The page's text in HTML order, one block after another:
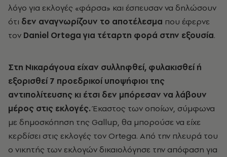
λόγο για εκλογές «φάρσα» και έσπευσαν να δηλώσουν
ότι δεν αναγνωρίζουν το αποτέλεσμα που έφερνε
τον Daniel Ortega για τέταρτη φορά στην εξουσία.
Στη Νικαράγουα είχαν συλληφθεί, φυλακισθεί ή
εξορισθεί 7 προεδρικοί υποψήφιοι της
αντιπολίτευσης κι έτσι δεν μπόρεσαν να λάβουν
μέρος στις εκλογές.Έκαστος των οποίων, σύμφωνα
με δημοσκόπηση της Gallup, θα μπορούσε να είχε
κερδίσει στις εκλογές τον Ortega. Από την πλευρά του
ο νικητής των εκλογών δικαιολόγησε την απόφαση για